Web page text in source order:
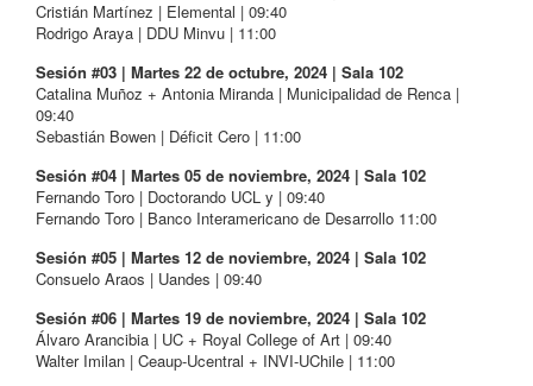
Cristián Martínez | Elemental | 09:40
Rodrigo Araya | DDU Minvu | 11:00
Sesión #03 | Martes 22 de octubre, 2024 | Sala 102
Catalina Muñoz + Antonia Miranda | Municipalidad de Renca |
09:40
Sebastián Bowen | Déficit Cero | 11:00
Sesión #04 | Martes 05 de noviembre, 2024 | Sala 102
Fernando Toro | Doctorando UCL y | 09:40
Fernando Toro | Banco Interamericano de Desarrollo 11:00
Sesión #05 | Martes 12 de noviembre, 2024 | Sala 102
Consuelo Araos | Uandes | 09:40
Sesión #06 | Martes 19 de noviembre, 2024 | Sala 102
Álvaro Arancibia | UC + Royal College of Art | 09:40
Walter Imilan | Ceaup-Ucentral + INVI-UChile | 11:00